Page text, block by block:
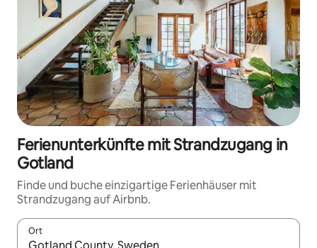
Ferienunterkünfte mit Strandzugang in
Gotland
Finde und buche einzigartige Ferienhäuser mit
Strandzugang auf Airbnb.
Ort
Wenn Ergebnisse verfügbar sind, navigiere mit den